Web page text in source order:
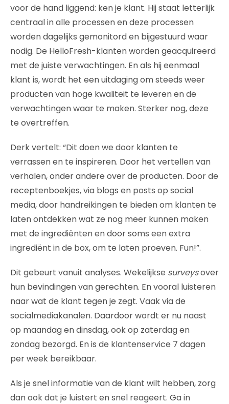
voor de hand liggend: ken je klant. Hij staat letterlijk
centraal in alle processen en deze processen
worden dagelijks gemonitord en bijgestuurd waar
nodig. De HelloFresh-klanten worden geacquireerd
met de juiste verwachtingen. En als hij eenmaal
klant is, wordt het een uitdaging om steeds weer
producten van hoge kwaliteit te leveren en de
verwachtingen waar te maken. Sterker nog, deze
te overtreffen.
Derk vertelt: “Dit doen we door klanten te
verrassen en te inspireren. Door het vertellen van
verhalen, onder andere over de producten. Door de
receptenboekjes, via blogs en posts op social
media, door handreikingen te bieden om klanten te
laten ontdekken wat ze nog meer kunnen maken
met de ingrediënten en door soms een extra
ingrediënt in de box, om te laten proeven. Fun!”.
Dit gebeurt vanuit analyses. Wekelijkse surveysover
hun bevindingen van gerechten. En vooral luisteren
naar wat de klant tegen je zegt. Vaak via de
socialmediakanalen. Daardoor wordt er nu naast
op maandag en dinsdag, ook op zaterdag en
zondag bezorgd. En is de klantenservice 7 dagen
per week bereikbaar.
Als je snel informatie van de klant wilt hebben, zorg
dan ook dat je luistert en snel reageert. Ga in